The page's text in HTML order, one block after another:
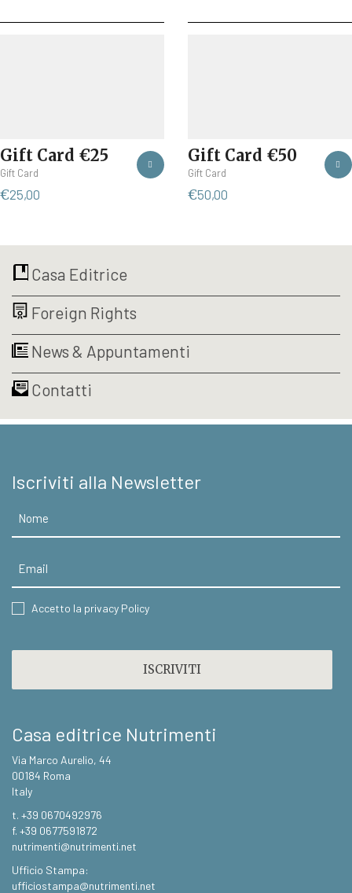
Gift Card €25
Gift Card
€25,00
Gift Card €50
Gift Card
€50,00
Casa Editrice
Foreign Rights
News & Appuntamenti
Contatti
Iscriviti alla Newsletter
CONSENT
Accetto la privacy Policy
Casa editrice Nutrimenti
Via Marco Aurelio, 44
00184 Roma
Italy
t. +39 0670492976
f. +39 0677591872
nutrimenti@nutrimenti.net
Ufficio Stampa:
ufficiostampa@nutrimenti.net